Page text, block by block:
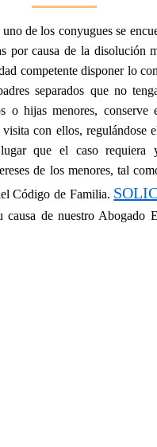
de los conyugues se
por causa de la disolución
competente disponer lo
separados que no
o hijas menores, conserve
con ellos, regulándose
que el caso requiera
de los menores, tal
Código de Familia.
causa de nuestro Abogado